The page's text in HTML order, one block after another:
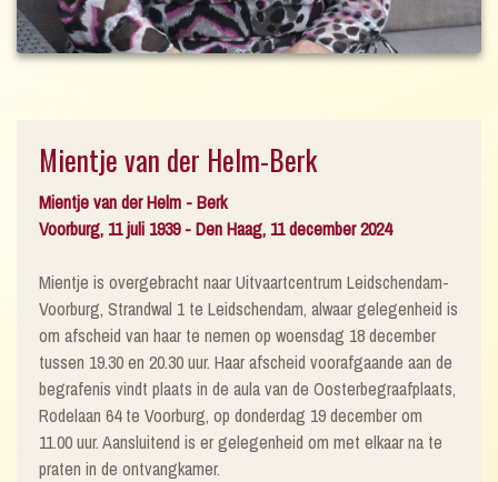
Mientje van der Helm-Berk
Mientje van der Helm - Berk
Voorburg, 11 juli 1939 - Den Haag, 11 december 2024
Mientje is overgebracht naar Uitvaartcentrum Leidschendam-
Voorburg, Strandwal 1 te Leidschendam, alwaar gelegenheid is
om afscheid van haar te nemen op woensdag 18 december
tussen 19.30 en 20.30 uur. Haar afscheid voorafgaande aan de
begrafenis vindt plaats in de aula van de Oosterbegraafplaats,
Rodelaan 64 te Voorburg, op donderdag 19 december om
11.00 uur. Aansluitend is er gelegenheid om met elkaar na te
praten in de ontvangkamer.